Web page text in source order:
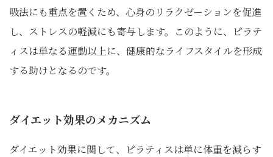
吸法にも重点を置くため、心身のリラクゼーションを促進
し、ストレスの軽減にも寄与します。このように、ピラテ
ィスは単なる運動以上に、健康的なライフスタイルを形成
する助けとなるのです。
ダイエット効果のメカニズム
ダイエット効果に関して、ピラティスは単に体重を減らす